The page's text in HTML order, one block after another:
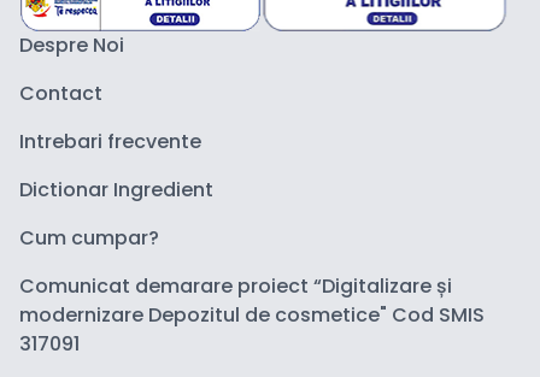
Despre Noi
Contact
Intrebari frecvente
Dictionar Ingredient
Cum cumpar?
Comunicat demarare proiect “Digitalizare și
modernizare Depozitul de cosmetice" Cod SMIS
317091